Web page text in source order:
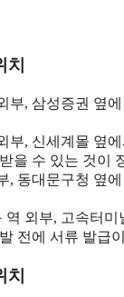
부, 삼성증권 옆
부, 신세계몰 옆
을 수 있는 것이
, 동대문구청 옆
역 외부, 고속터
전에 서류 발급